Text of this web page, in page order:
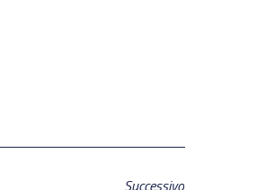
Successivo